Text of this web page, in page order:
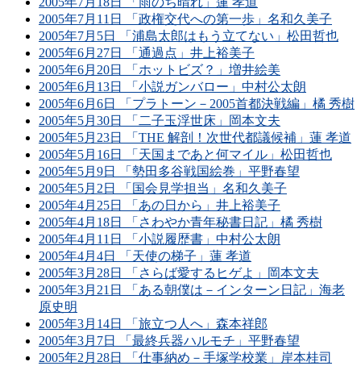
2005年7月11日 「政権交代への第一歩」名和久美子
2005年7月5日 「浦島太郎はもう立てない」松田哲也
2005年6月27日 「通過点」井上裕美子
2005年6月20日 「ホットビズ？」増井絵美
2005年6月13日 「小説ガンバロー」中村公太朗
2005年6月6日 「プラトーン－2005首都決戦編」橘 秀樹
2005年5月30日 「二子玉浮世床」岡本文夫
2005年5月23日 「THE 解剖！次世代都議候補」蓮 孝道
2005年5月16日 「天国まであと何マイル」松田哲也
2005年5月9日 「勢田多谷戦国絵巻」平野春望
2005年5月2日 「国会見学担当」名和久美子
2005年4月25日 「あの日から」井上裕美子
2005年4月18日 「さわやか青年秘書日記」橘 秀樹
2005年4月11日 「小説履歴書」中村公太朗
2005年4月4日 「天使の梯子」蓮 孝道
2005年3月28日 「さらば愛するヒゲよ」岡本文夫
2005年3月21日 「ある朝僕は－インターン日記」海老
原史明
2005年3月14日 「旅立つ人へ」森本祥郎
2005年3月7日 「最終兵器ハルモチ」平野春望
2005年2月28日 「仕事納め－手塚学校業」岸本桂司